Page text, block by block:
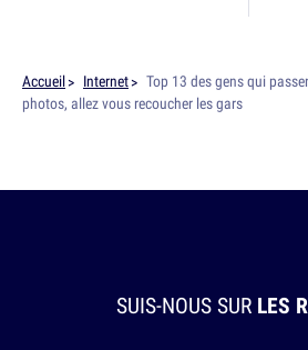
Accueil Internet
Top 13 des gens qui
photos, allez vous recoucher les gars
SUIS-NOUS SUR LES